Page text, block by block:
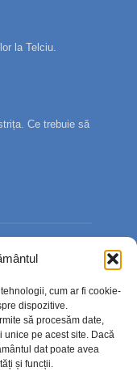
cum ar fi cookie-
dispozitive.
să procesăm date,
unice pe acest site. Dacă
dat poate avea
și funcții.
la Telciu.
Ce trebuie să